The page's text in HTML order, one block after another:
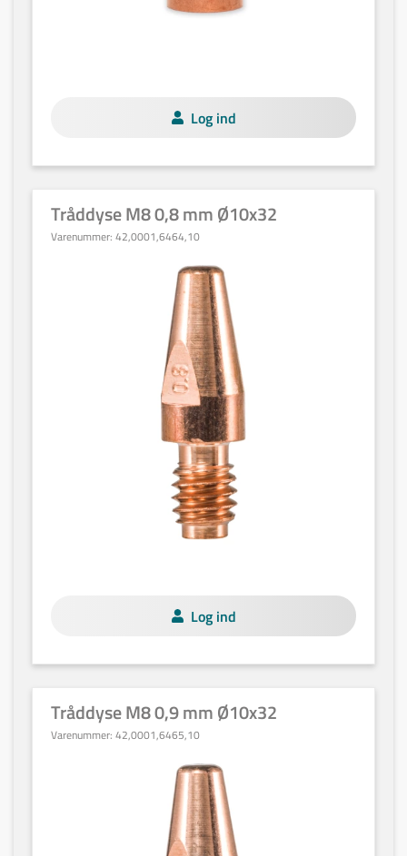
Log ind
Tråddyse M8 0,8 mm Ø10x32
Varenummer: 42,0001,6464,10
Log ind
Tråddyse M8 0,9 mm Ø10x32
Varenummer: 42,0001,6465,10